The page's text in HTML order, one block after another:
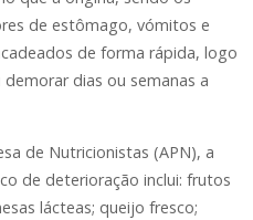
de estômago, vómitos e
de forma rápida, logo
dias ou semanas a
de Nutricionistas (APN), a
de deterioração inclui: frutos
lácteas; queijo fresco;